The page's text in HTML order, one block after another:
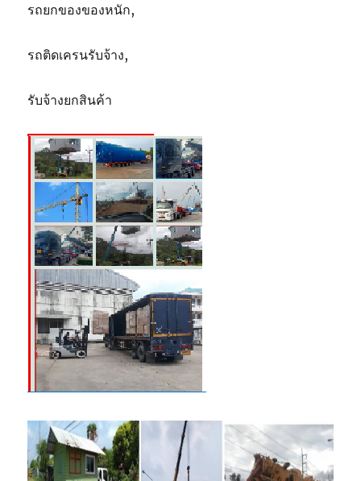
รถยกของของหนัก,
รถติดเครนรับจ้าง,
รับจ้างยกสินค้า